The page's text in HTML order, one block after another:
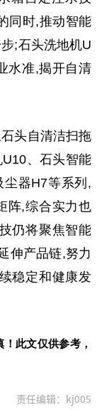
同时,推动智能
;石头洗地机U
水准,揭开自清
头自清洁扫拖
、石头智能
尘器H7等系列,
阵,综合实力也
仍将聚焦智能
伸产品链,努力
稳定和健康发
此文仅供参考，
责任编辑：kj005